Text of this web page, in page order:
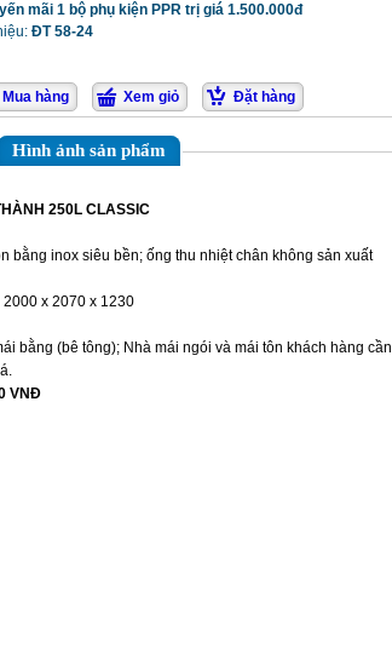
mãi 1 bộ phụ kiện PPR trị giá 1.500.000đ
ĐT 58-24
Mua hàng Xem giỏ Đặt hàng
Hình ảnh sản phẩm
250L CLASSIC
bằng inox siêu bền; ống thu nhiệt chân không sản xuất
x 2070 x 1230
bằng (bê tông); Nhà mái ngói và mái tôn khách hàng cần
VNĐ